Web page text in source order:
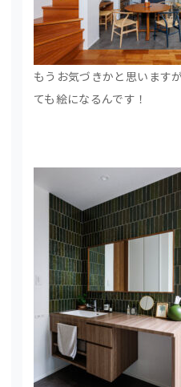
もうお気づきかと思います
ても絵になるんです！